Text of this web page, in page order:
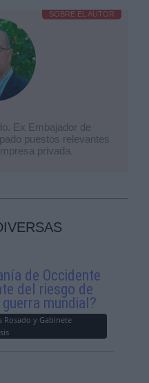
SOBRE EL AUTOR
Ex Embajador de
puestos relevantes
privada.
de Occidente
del riesgo de
mundial?
Rosado y Gabinete